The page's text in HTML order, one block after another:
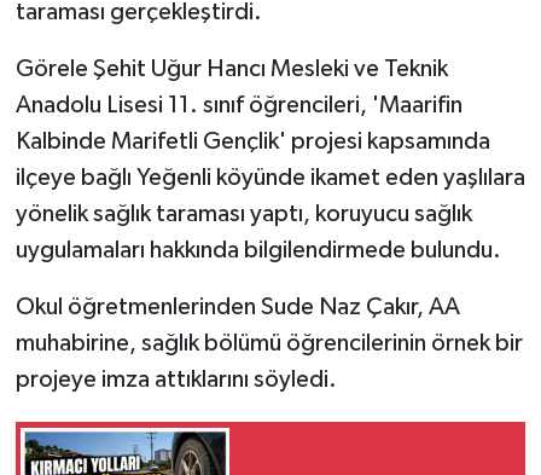
taraması gerçekleştirdi.
Görele Şehit Uğur Hancı Mesleki ve Teknik
Anadolu Lisesi 11. sınıf öğrencileri, 'Maarifin
Kalbinde Marifetli Gençlik' projesi kapsamında
ilçeye bağlı Yeğenli köyünde ikamet eden yaşlılara
yönelik sağlık taraması yaptı, koruyucu sağlık
uygulamaları hakkında bilgilendirmede bulundu.
Okul öğretmenlerinden Sude Naz Çakır, AA
muhabirine, sağlık bölümü öğrencilerinin örnek bir
projeye imza attıklarını söyledi.